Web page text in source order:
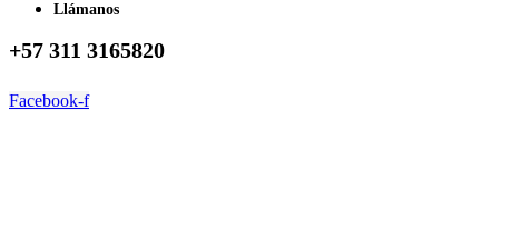
Llámanos
+57 311 3165820
Facebook-f